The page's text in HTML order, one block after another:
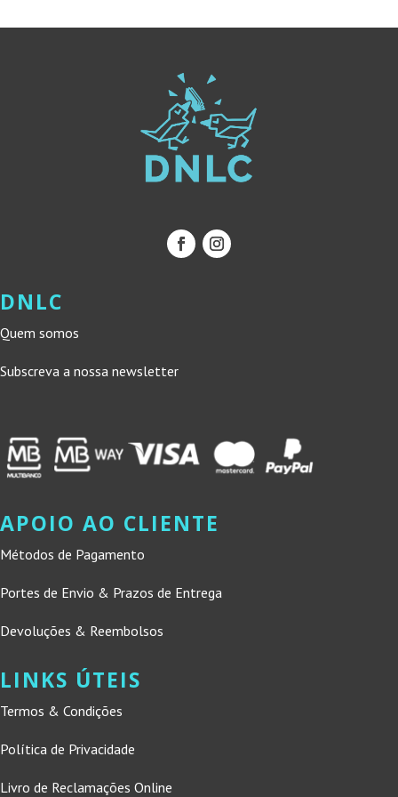
DNLC
Quem somos
Subscreva a nossa newsletter
APOIO AO CLIENTE
Métodos de Pagamento
Portes de Envio & Prazos de Entrega
Devoluções & Reembolsos
LINKS ÚTEIS
Termos & Condições
Política de Privacidade
Livro de Reclamações Online